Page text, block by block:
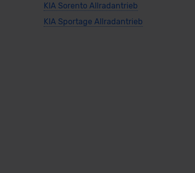
KIA Sorento Allradantrieb
KIA Sportage Allradantrieb